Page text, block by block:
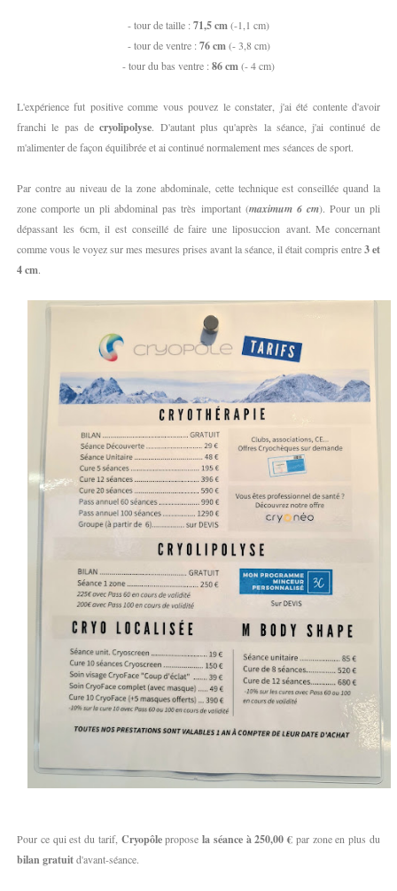
- tour de taille : 71,5 cm(-1,1 cm)
- tour de ventre : 76 cm (- 3,8 cm)
- tour du bas ventre : 86 cm(- 4 cm)
L'expérience fut positive comme vous pouvez le constater, j'ai été contente d'avoir
franchi le pas decryolipolyse. D'autant plus qu'après la séance, j'ai continué de
m'alimenter de façon équilibrée et ai continué normalement mes séances de sport.
Par contre au niveau de la zone abdominale, cette technique est conseillée quand la
zone comporte un pli abdominal pas très important (maximum 6 cm). Pour un pli
dépassant les 6cm, il est conseillé de faire une liposuccion avant. Me concernant
comme vous le voyez sur mes mesures prises avant la séance, il était compris entre3 et
4 cm.
Pour ce qui est du tarif, Cryopôlepropose la séance à 250,00 € par zone en plus du
bilan gratuitd'avant-séance.